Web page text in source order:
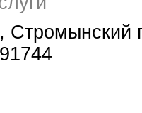
Стромынский